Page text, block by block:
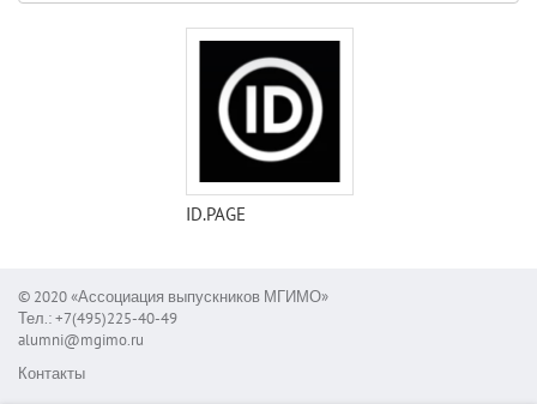
ID.PAGE
© 2020 «Ассоциация выпускников МГИМО»
Тел.: +7(495)225-40-49
alumni@mgimo.ru
Контакты